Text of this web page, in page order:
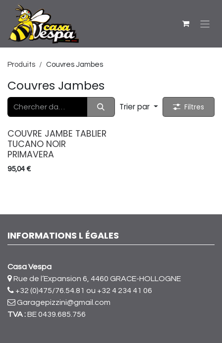
Se rendre au contenu
Produits Couvres Jambes
Couvres Jambes
Trier par Filtres
COUVRE JAMBE TABLIER
TUCANO NOIR
PRIMAVERA
95,04 €
INFORMATIONS L ÉGALES
Casa Vespa
Rue de l’Expansion 6, 4460 GRACE-HOLLOGNE
+32 (0)475/76.54.81 ou +32 4 234 41 06
Garagepizzini@gmail.com
TVA :BE 0439.685.756